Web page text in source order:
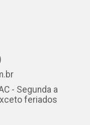
- Segunda a
feriados